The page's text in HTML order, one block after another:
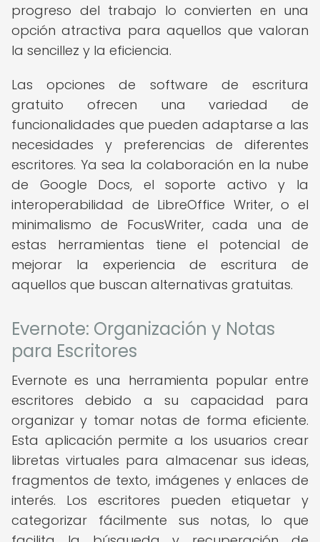
progreso del trabajo lo convierten en una
opción atractiva para aquellos que valoran
la sencillez y la eficiencia.
Las opciones de software de escritura
gratuito ofrecen una variedad de
funcionalidades que pueden adaptarse a las
necesidades y preferencias de diferentes
escritores. Ya sea la colaboración en la nube
de Google Docs, el soporte activo y la
interoperabilidad de LibreOffice Writer, o el
minimalismo de FocusWriter, cada una de
estas herramientas tiene el potencial de
mejorar la experiencia de escritura de
aquellos que buscan alternativas gratuitas.
Evernote: Organización y Notas
para Escritores
Evernote es una herramienta popular entre
escritores debido a su capacidad para
organizar y tomar notas de forma eficiente.
Esta aplicación permite a los usuarios crear
libretas virtuales para almacenar sus ideas,
fragmentos de texto, imágenes y enlaces de
interés. Los escritores pueden etiquetar y
categorizar fácilmente sus notas, lo que